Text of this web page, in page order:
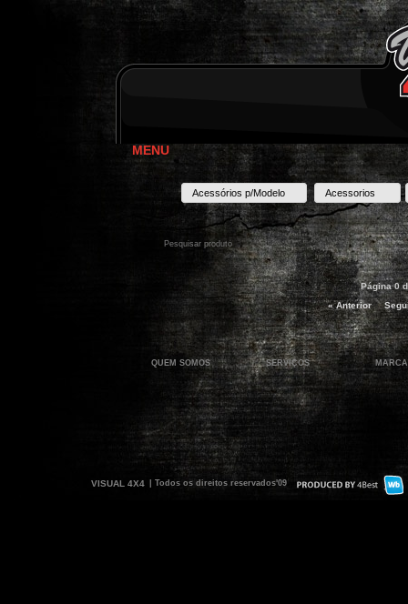
MENU
Acessórios p/Modelo Acessorios
Página 0
« Anterior
QUEM SOMOS SERVIÇOS
VISUAL 4X4 | Todos os direitos reservados'09